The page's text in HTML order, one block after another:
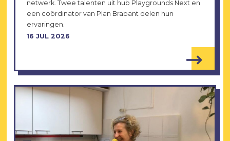
16 JUL 2026
netwerk. Twee talenten uit hub Playgrounds Next en
een coördinator van Plan Brabant delen hun
ervaringen.